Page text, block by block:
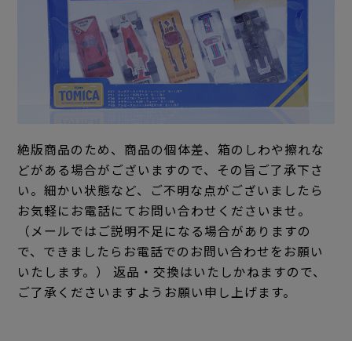
絶版商品のため、商品の個体差、箱のしわや擦れな
どがある場合がございますので、その旨ご了承下さ
い。細かい状態など、ご不明な点がございましたら
お気軽にお電話にてお問い合わせくださいませ。
（メールではご説明不足になる場合がありますの
で、できましたらお電話でのお問い合わせをお願い
いたします。） 返品・交換はいたしかねますので、
ご了承くださいますようお願い申し上げます。